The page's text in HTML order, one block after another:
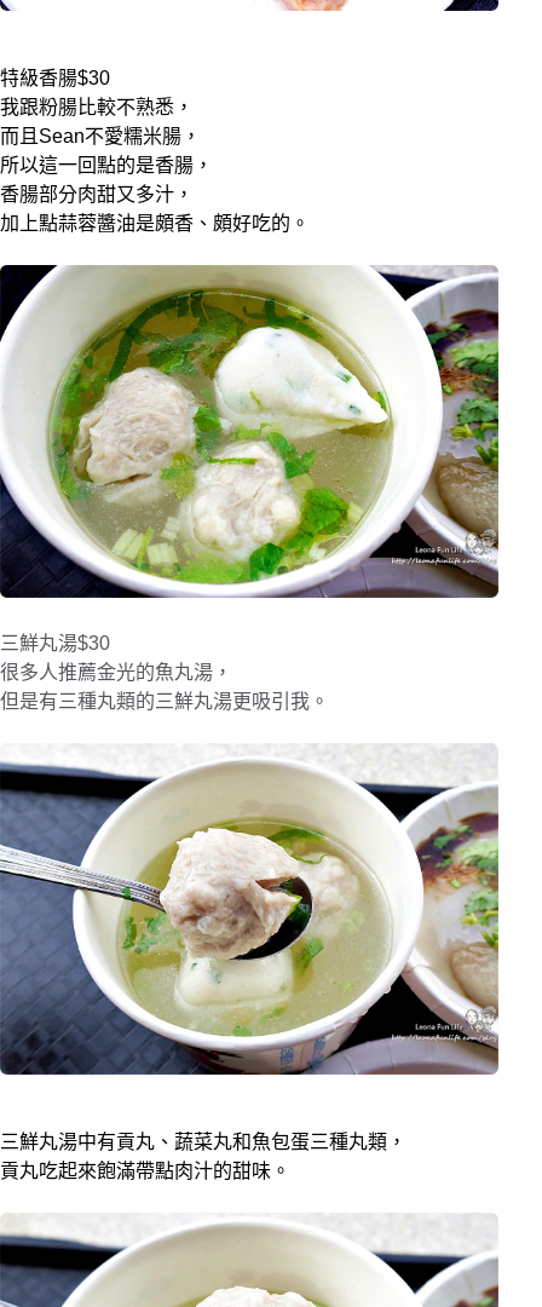
特級香腸$30
我跟粉腸比較不熟悉，
而且Sean不愛糯米腸，
所以這一回點的是香腸，
香腸部分肉甜又多汁，
加上點蒜蓉醬油是頗香、頗好吃的。
三鮮丸湯$30
很多人推薦金光的魚丸湯，
但是有三種丸類的三鮮丸湯更吸引我。
三鮮丸湯中有貢丸、蔬菜丸和魚包蛋三種丸類，
貢丸吃起來飽滿帶點肉汁的甜味。